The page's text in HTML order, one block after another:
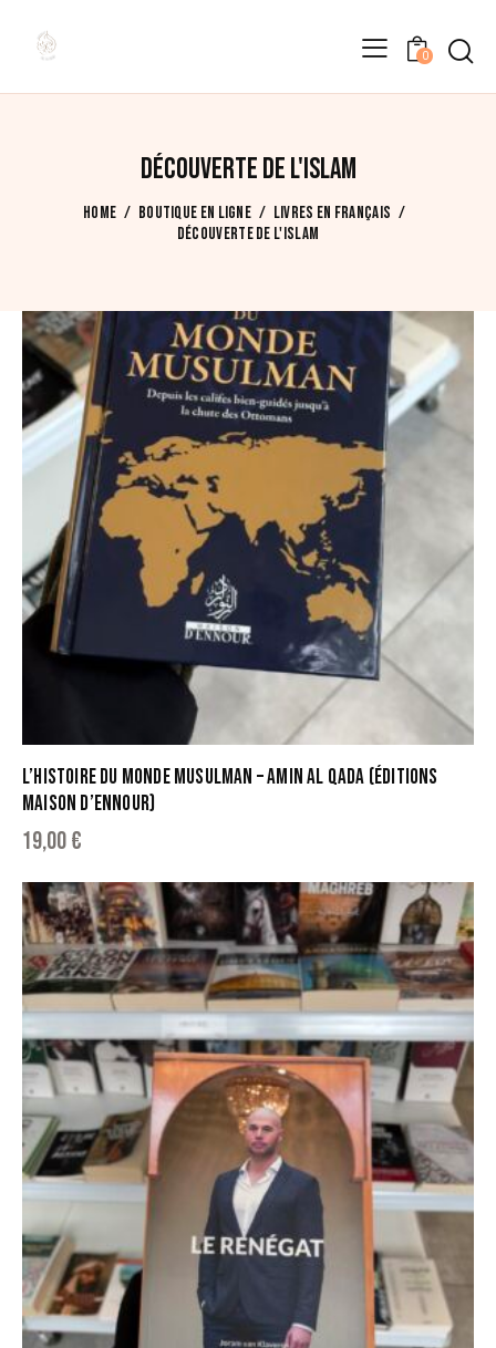
0
DÉCOUVERTE DE L'ISLAM
HOME BOUTIQUE EN LIGNE
LIVRES EN FRANÇAIS
DÉCOUVERTE DE L'ISLAM
du
au
ancien
L’HISTOIRE DU MONDE MUSULMAN – AMIN AL QADA (ÉDITIONS
MAISON D’ENNOUR)
19,00€